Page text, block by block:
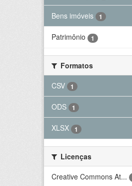
Bens imóveis 1
Patrimônio 1
Formatos
CSV
1
ODS 1
XLSX 1
Licenças
Creative Commons At...